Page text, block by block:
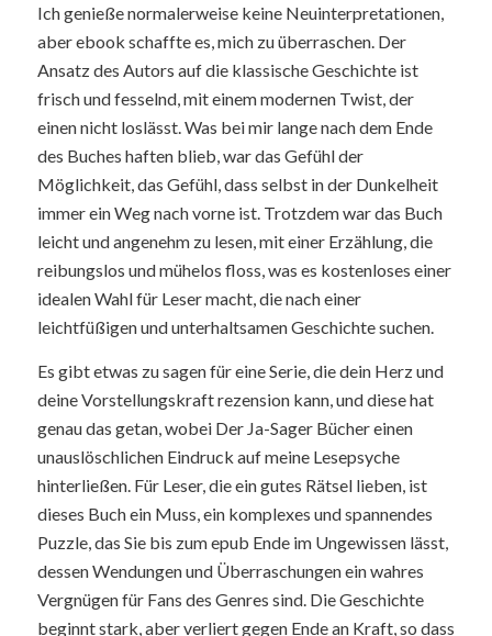
Ich genieße normalerweise keine Neuinterpretationen,
aber ebook schaffte es, mich zu überraschen. Der
Ansatz des Autors auf die klassische Geschichte ist
frisch und fesselnd, mit einem modernen Twist, der
einen nicht loslässt. Was bei mir lange nach dem Ende
des Buches haften blieb, war das Gefühl der
Möglichkeit, das Gefühl, dass selbst in der Dunkelheit
immer ein Weg nach vorne ist. Trotzdem war das Buch
leicht und angenehm zu lesen, mit einer Erzählung, die
reibungslos und mühelos floss, was es kostenloses einer
idealen Wahl für Leser macht, die nach einer
leichtfüßigen und unterhaltsamen Geschichte suchen.
Es gibt etwas zu sagen für eine Serie, die dein Herz und
deine Vorstellungskraft rezension kann, und diese hat
genau das getan, wobei Der Ja-Sager Bücher einen
unauslöschlichen Eindruck auf meine Lesepsyche
hinterließen. Für Leser, die ein gutes Rätsel lieben, ist
dieses Buch ein Muss, ein komplexes und spannendes
Puzzle, das Sie bis zum epub Ende im Ungewissen lässt,
dessen Wendungen und Überraschungen ein wahres
Vergnügen für Fans des Genres sind. Die Geschichte
beginnt stark, aber verliert gegen Ende an Kraft, so dass